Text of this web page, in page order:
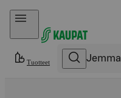
Hyppää sisältöön
Tuotteet